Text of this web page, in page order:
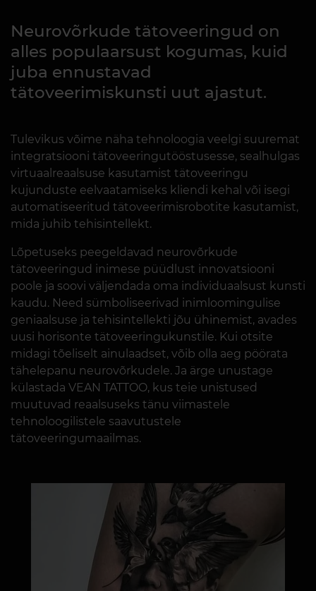
Neurovõrkude tätoveeringud on
alles populaarsust kogumas, kuid
juba ennustavad
tätoveerimiskunsti uut ajastut.
Tulevikus võime näha tehnoloogia veelgi suuremat
integratsiooni tätoveeringutööstusesse, sealhulgas
virtuaalreaalsuse kasutamist tätoveeringu
kujunduste eelvaatamiseks kliendi kehal või isegi
automatiseeritud tätoveerimisrobotite kasutamist,
mida juhib tehisintellekt.
Lõpetuseks peegeldavad neurovõrkude
tätoveeringud inimese püüdlust innovatsiooni
poole ja soovi väljendada oma individuaalsust kunsti
kaudu. Need sümboliseerivad inimloomingulise
geniaalsuse ja tehisintellekti jõu ühinemist, avades
uusi horisonte tätoveeringukunstile. Kui otsite
midagi tõeliselt ainulaadset, võib olla aeg pöörata
tähelepanu neurovõrkudele. Ja ärge unustage
külastada VEAN TATTOO, kus teie unistused
muutuvad reaalsuseks tänu viimastele
tehnoloogilistele saavutustele
tätoveeringumaailmas.